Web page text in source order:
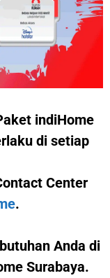
indiHome
di setiap
Center
.
Anda di
Surabaya.